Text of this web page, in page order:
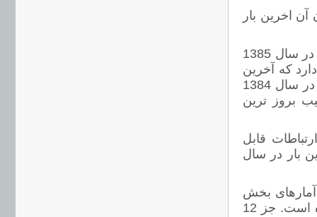
آمار قرار داده شده است که 7 عنوان آن اخرین بار
17 عنوان آمار ذیل بخش جمعیت قرار دارد که همگی آنها آخرین بار در سال 1385
آمار وجود دارد که آخرین
آمار 6 مورد از آنها مربوط به سال 1369 است، 8 عنوان آخرین بار در سال 1384
به این ترتیب بروز ترین
و ارتباطات قابل
آخرین بار در سال
شدند جدیدترین آمارهای بخش
خدمات اجتماعی هستند که جمعا 27 عنوان آمار را در خود جای داده است. جز 12